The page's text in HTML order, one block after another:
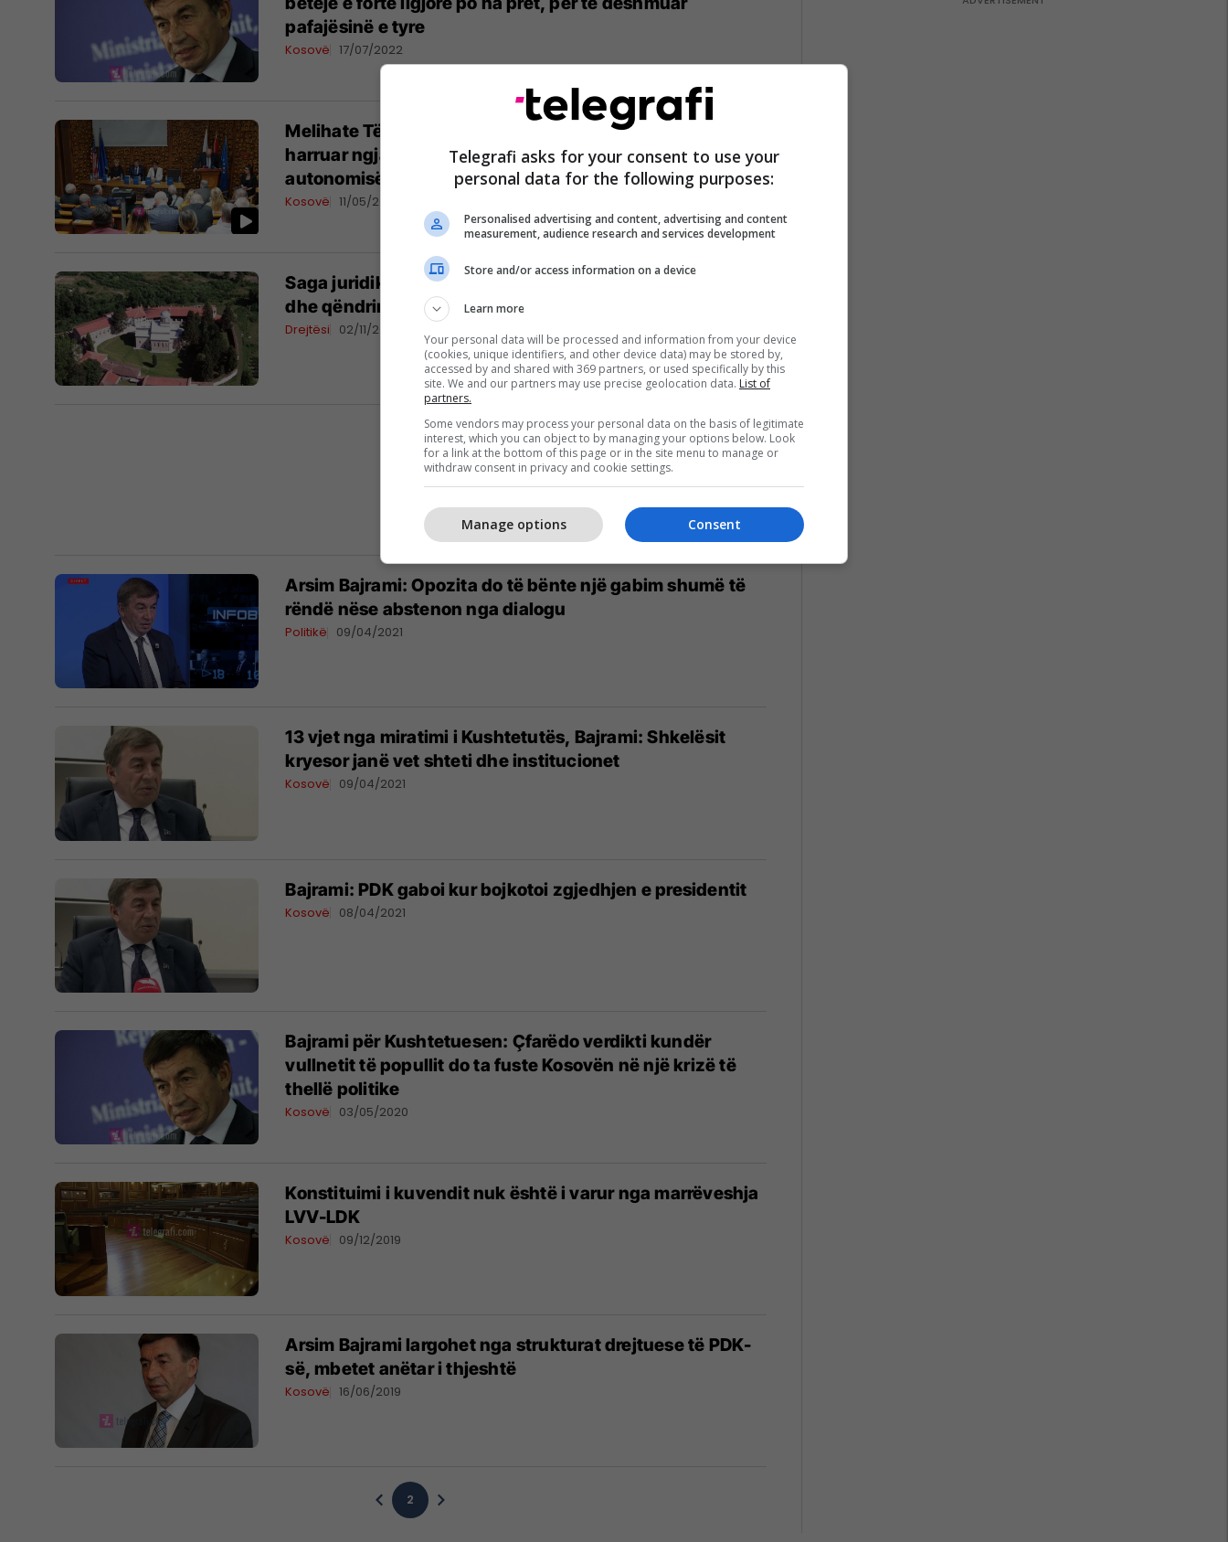
pafajësinë e tyre
Kosovë 17/07/2022
Melihate Tërmkolli promovon librin 'Marsi i Acartë': Kemi
harruar ngjarjen e 23 marsit kur u rrënua statusi i
autonomisë së Kosovës
Kosovë 11/05/2022
Saga juridike e Manastirit të Deçanit - pritjet e Kishës
dhe qëndrimi i Qeverisë
Drejtësi 02/11/2021
Arsim Bajrami: Opozita do të bënte një gabim shumë të
rëndë nëse abstenon nga dialogu
Politikë 09/04/2021
13 vjet nga miratimi i Kushtetutës, Bajrami: Shkelësit
kryesor janë vet shteti dhe institucionet
Kosovë 09/04/2021
Bajrami: PDK gaboi kur bojkotoi zgjedhjen e presidentit
Kosovë 08/04/2021
Bajrami për Kushtetuesen: Çfarëdo verdikti kundër
vullnetit të popullit do ta fuste Kosovën në një krizë të
thellë politike
Kosovë 03/05/2020
Konstituimi i kuvendit nuk është i varur nga marrëveshja
LVV-LDK
Kosovë 09/12/2019
Arsim Bajrami largohet nga strukturat drejtuese të PDK-
së, mbetet anëtar i thjeshtë
Kosovë 16/06/2019
2
Telegrafi asks for your consent to use your
personal data for the following purposes:
Personalised advertising and content, advertising and content
measurement, audience research and services development
Store and/or access information on a device
Learn more
Your personal data will be processed and information from your device
(cookies, unique identifiers, and other device data) may be stored by,
accessed by and shared with 369 partners, or used specifically by this
site. We and our partners may use precise geolocation data. List of
partners.
Some vendors may process your personal data on the basis of legitimate
interest, which you can object to by managing your options below. Look
for a link at the bottom of this page or in the site menu to manage or
withdraw consent in privacy and cookie settings.
Consent
Manage options